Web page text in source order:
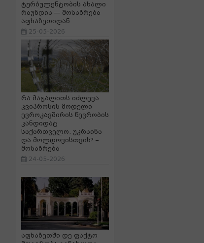
ტურბულენტობის ახალი
რაუნდია — მოსაზრება
აფხაზეთიდან
25-05-2026
რა მაგალითს იძლევა
კვიპროსის მოდელი
ევროკავშირის წევრობის
კანდიდატ
საქართველო, უკრაინა
და მოლდოვისთვის? –
მოსაზრება
24-05-2026
აფხაზეთში დე ფაქტო